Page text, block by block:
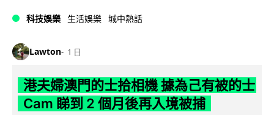
科技娛樂 生活娛樂 城中熱話
Lawton 1 日
港夫婦澳門的士拾相機 據為己有被的士
Cam 睇到 2 個月後再入境被捕